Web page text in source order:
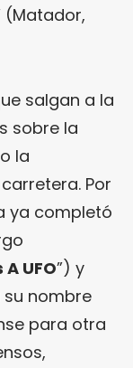
(Matador,
salgan a la
sobre la
la
Por
ya completó
UFO”) y
nombre
para otra